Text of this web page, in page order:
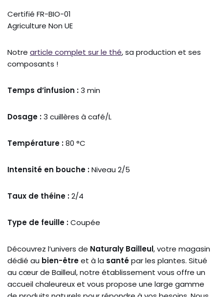
Certifié FR-BIO-01
Agriculture Non UE
Notre article complet sur le thé, sa production et ses
composants !
Temps d’infusion :3 min
Dosage :3 cuillères à café/L
Température :80 °C
Intensité en bouche :Niveau 2/5
Taux de théine :2/4
Type de feuille :Coupée
Découvrez l’univers de Naturaly Bailleul, votre magasin
dédié au bien-êtreet à la santépar les plantes. Situé
au cœur de Bailleul, notre établissement vous offre un
accueil chaleureux et vous propose une large gamme